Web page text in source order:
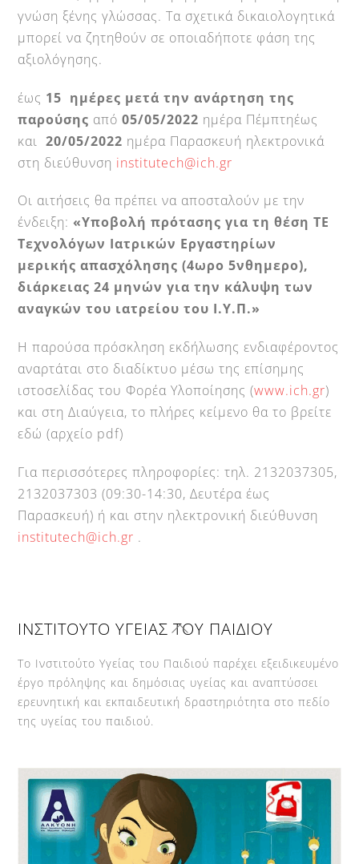
γνώση ξένης γλώσσας. Τα σχετικά δικαιολογητικά
μπορεί να ζητηθούν σε οποιαδήποτε φάση της
αξιολόγησης.
έως 15 ημέρες μετά την ανάρτηση της
παρούσης από05/05/2022 ημέρα Πέμπτηέως
και20/05/2022 ημέρα Παρασκευή ηλεκτρονικά
στη διεύθυνση institutech@ich.gr
Οι αιτήσεις θα πρέπει να αποσταλούν με την
ένδειξη:«Υποβολή πρότασης για τη θέση ΤΕ
Τεχνολόγων Ιατρικών Εργαστηρίων
μερικής απασχόλησης (4ωρο 5νθημερο),
διάρκειας 24 μηνών για την κάλυψη των
αναγκών του ιατρείου του Ι.Υ.Π.»
Η παρούσα πρόσκληση εκδήλωσης ενδιαφέροντος
αναρτάται στο διαδίκτυο μέσω της επίσημης
ιστοσελίδας του Φορέα Υλοποίησης (www.ich.gr)
και στη Διαύγεια, το πλήρες κείμενο θα το βρείτε
εδώ (αρχείο pdf)
Για περισσότερες πληροφορίες: τηλ. 2132037305,
2132037303 (09:30-14:30, Δευτέρα έως
Παρασκευή) ή και στην ηλεκτρονική διεύθυνση
institutech@ich.gr .
Back
Top
ΙΝΣΤΙΤΟΥΤΟ ΥΓΕΙΑΣ ΤΟΥ ΠΑΙΔΙΟΥ
Το Ινστιτούτο Υγείας του Παιδιού παρέχει εξειδικευμένο
έργο πρόληψης και δημόσιας υγείας και αναπτύσσει
ερευνητική και εκπαιδευτική δραστηριότητα στο πεδίο
της υγείας του παιδιού.